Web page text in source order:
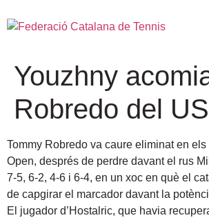
Youzhny
Robredo del
Tommy Robredo va caure eliminat en
Open, després de perdre davant el rus
7-5, 6-2, 4-6 i 6-4, en un xoc en què el
de capgirar el marcador davant la
El jugador d’Hostalric, que havia